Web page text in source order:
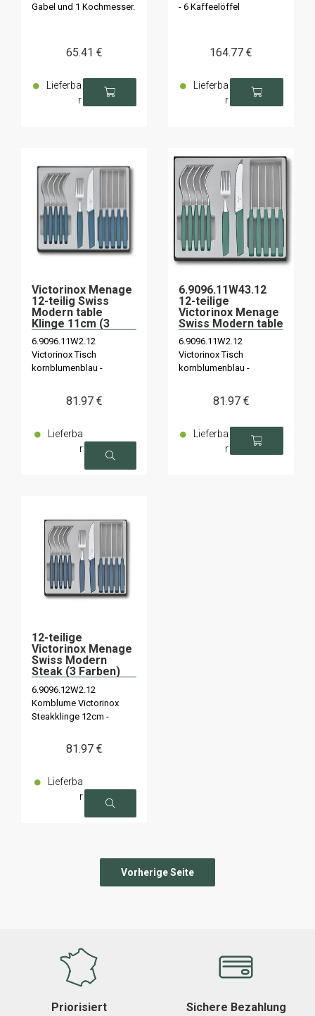
Gabel und 1 Kochmesser.
65.41 €
Lieferba
r
- 6 Kaffeelöffel
164.77 €
Lieferba
r
Victorinox Menage
12-teilig Swiss
Modern table
Klinge 11cm (3
6.9096.11W2.12
Victorinox Tisch
kornblumenblau -
6.9096.11W41.12
pastellgrün.
81.97 €
Lieferba
r
6.9096.11W43.12
12-teilige
Victorinox Menage
Swiss Modern table
6.9096.11W2.12
Victorinox Tisch
kornblumenblau -
6.9096.11W41.12
pastellgrün.
81.97 €
Lieferba
r
12-teilige
Victorinox Menage
Swiss Modern
Steak (3 Farben)
6.9096.12W2.12
Kornblume Victorinox
Steakklinge 12cm -
Pastellgrün -
6.9093.12W.12 Schwarz
81.97 €
Lieferba
r
Priorisiert
Sichere Bezahlung